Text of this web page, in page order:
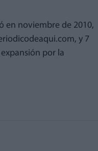
en noviembre de 2010,
y 7
por la